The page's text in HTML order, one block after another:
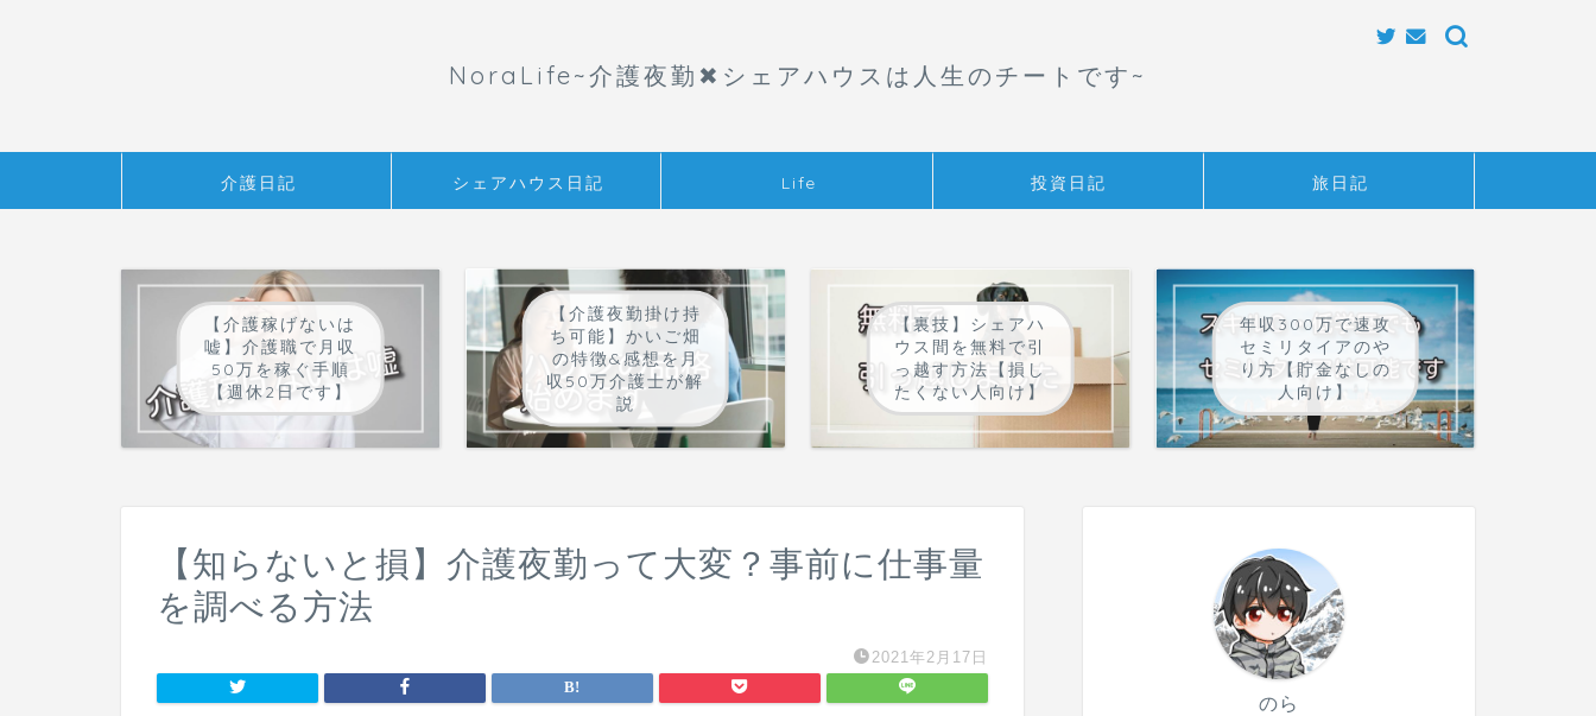
NoraLife~介護夜勤✖︎シェアハウスは人生のチートです~
介護日記 シェアハウス日記 Life 投資日記 旅日記
【介護稼げないは
嘘】介護職で月収
50万を稼ぐ手順
【週休2日です】
【介護夜勤掛け持
ち可能】かいご畑
の特徴&感想を月
収50万介護士が解
説
【裏技】シェアハ
ウス間を無料で引
っ越す方法【損し
たくない人向け】
年収300万で速攻
セミリタイアのや
り方【貯金なしの
人向け】
【知らないと損】介護夜勤って大変？事前に仕事量
を調べる方法
2021年2月17日
のら